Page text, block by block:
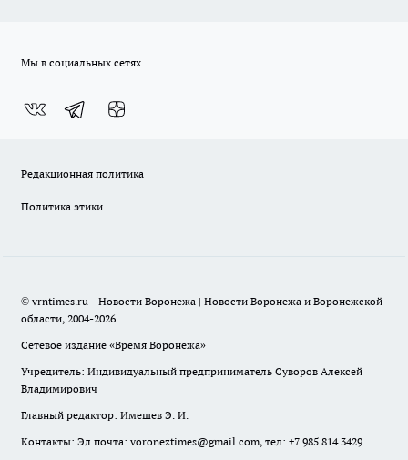
Мы в социальных сетях
Редакционная политика
Политика этики
© vrntimes.ru - Новости Воронежа | Новости Воронежа и Воронежской
области, 2004-2026
Сетевое издание «Время Воронежа»
Учредитель: Индивидуальный предприниматель Суворов Алексей
Владимирович
Главный редактор: Имешев Э. И.
Контакты: Эл.почта: voroneztimes@gmail.com, тел: +7 985 814 3429